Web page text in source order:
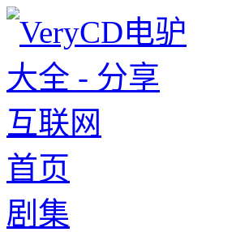
首页
剧集